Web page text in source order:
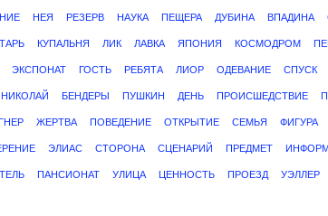
НЕЯ РЕЗЕРВ НАУКА ПЕЩЕРА ДУБИНА ВПАДИНА
КУПАЛЬНЯ ЛИК ЛАВКА ЯПОНИЯ КОСМОДРОМ
ЭКСПОНАТ ГОСТЬ РЕБЯТА ЛИОР ОДЕВАНИЕ СПУСК
НИКОЛАЙ БЕНДЕРЫ ПУШКИН ДЕНЬ ПРОИСШЕДСТВИЕ
ЖЕРТВА ПОВЕДЕНИЕ ОТКРЫТИЕ СЕМЬЯ ФИГУРА
ЭЛИАС СТОРОНА СЦЕНАРИЙ ПРЕДМЕТ
ПАНСИОНАТ УЛИЦА ЦЕННОСТЬ ПРОЕЗД УЭЛЛЕР